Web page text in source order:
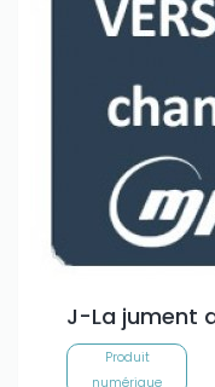
J-La jument
Produit
numérique